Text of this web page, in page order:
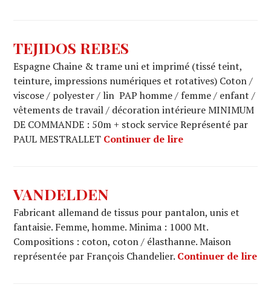
TEJIDOS REBES
Espagne Chaine & trame uni et imprimé (tissé teint,
teinture, impressions numériques et rotatives) Coton /
viscose / polyester / lin PAP homme / femme / enfant /
vêtements de travail / décoration intérieure MINIMUM
DE COMMANDE : 50m + stock service Représenté par
PAUL MESTRALLET Continuer de lireTEJIDOS REBES
VANDELDEN
Fabricant allemand de tissus pour pantalon, unis et
fantaisie. Femme, homme. Minima : 1000 Mt.
Compositions : coton, coton / élasthanne. Maison
représentée par François Chandelier. Continuer de lire